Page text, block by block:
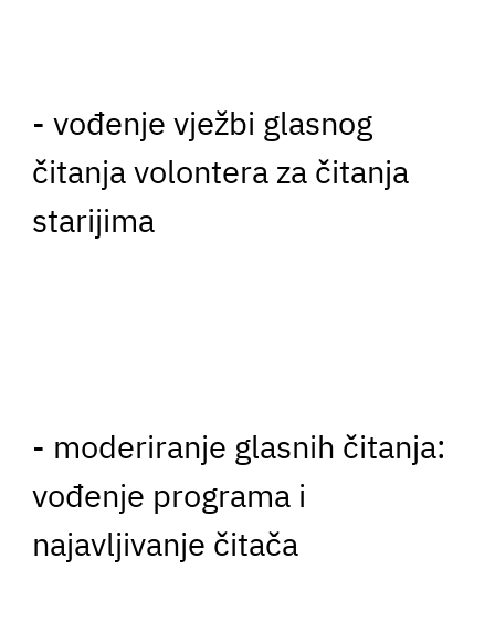
- vođenje vježbi glasnog
čitanja volontera za čitanja
starijima
- moderiranje glasnih čitanja:
vođenje programa i
najavljivanje čitača